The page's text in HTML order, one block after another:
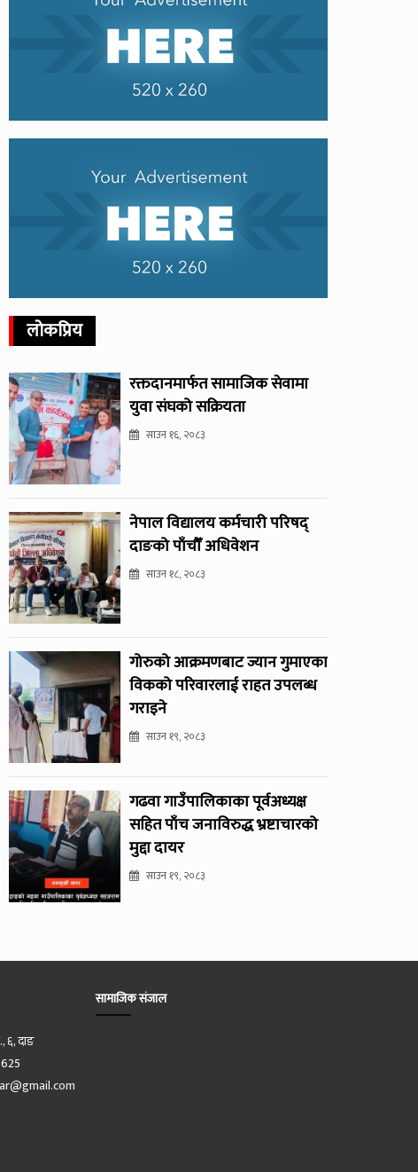
लोकप्रिय
रक्तदानमार्फत सामाजिक सेवामा
युवा संघको सक्रियता
साउन १६, २०८३
नेपाल विद्यालय कर्मचारी परिषद्
दाङको पाँचौँ अधिवेशन
साउन १८, २०८३
गोरुको आक्रमणबाट ज्यान गुमाएका
विकको परिवारलाई राहत उपलब्ध
गराइने
साउन १९, २०८३
गढवा गाउँपालिकाका पूर्वअध्यक्ष
सहित पाँच जनाविरुद्ध भ्रष्टाचारको
मुद्दा दायर
साउन १९, २०८३
६, दाङ
सामाजिक संजाल